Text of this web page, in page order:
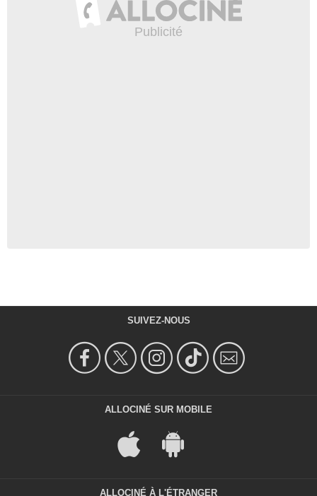
SUIVEZ-NOUS
ALLOCINÉ SUR MOBILE
ALLOCINÉ À L'ÉTRANGER